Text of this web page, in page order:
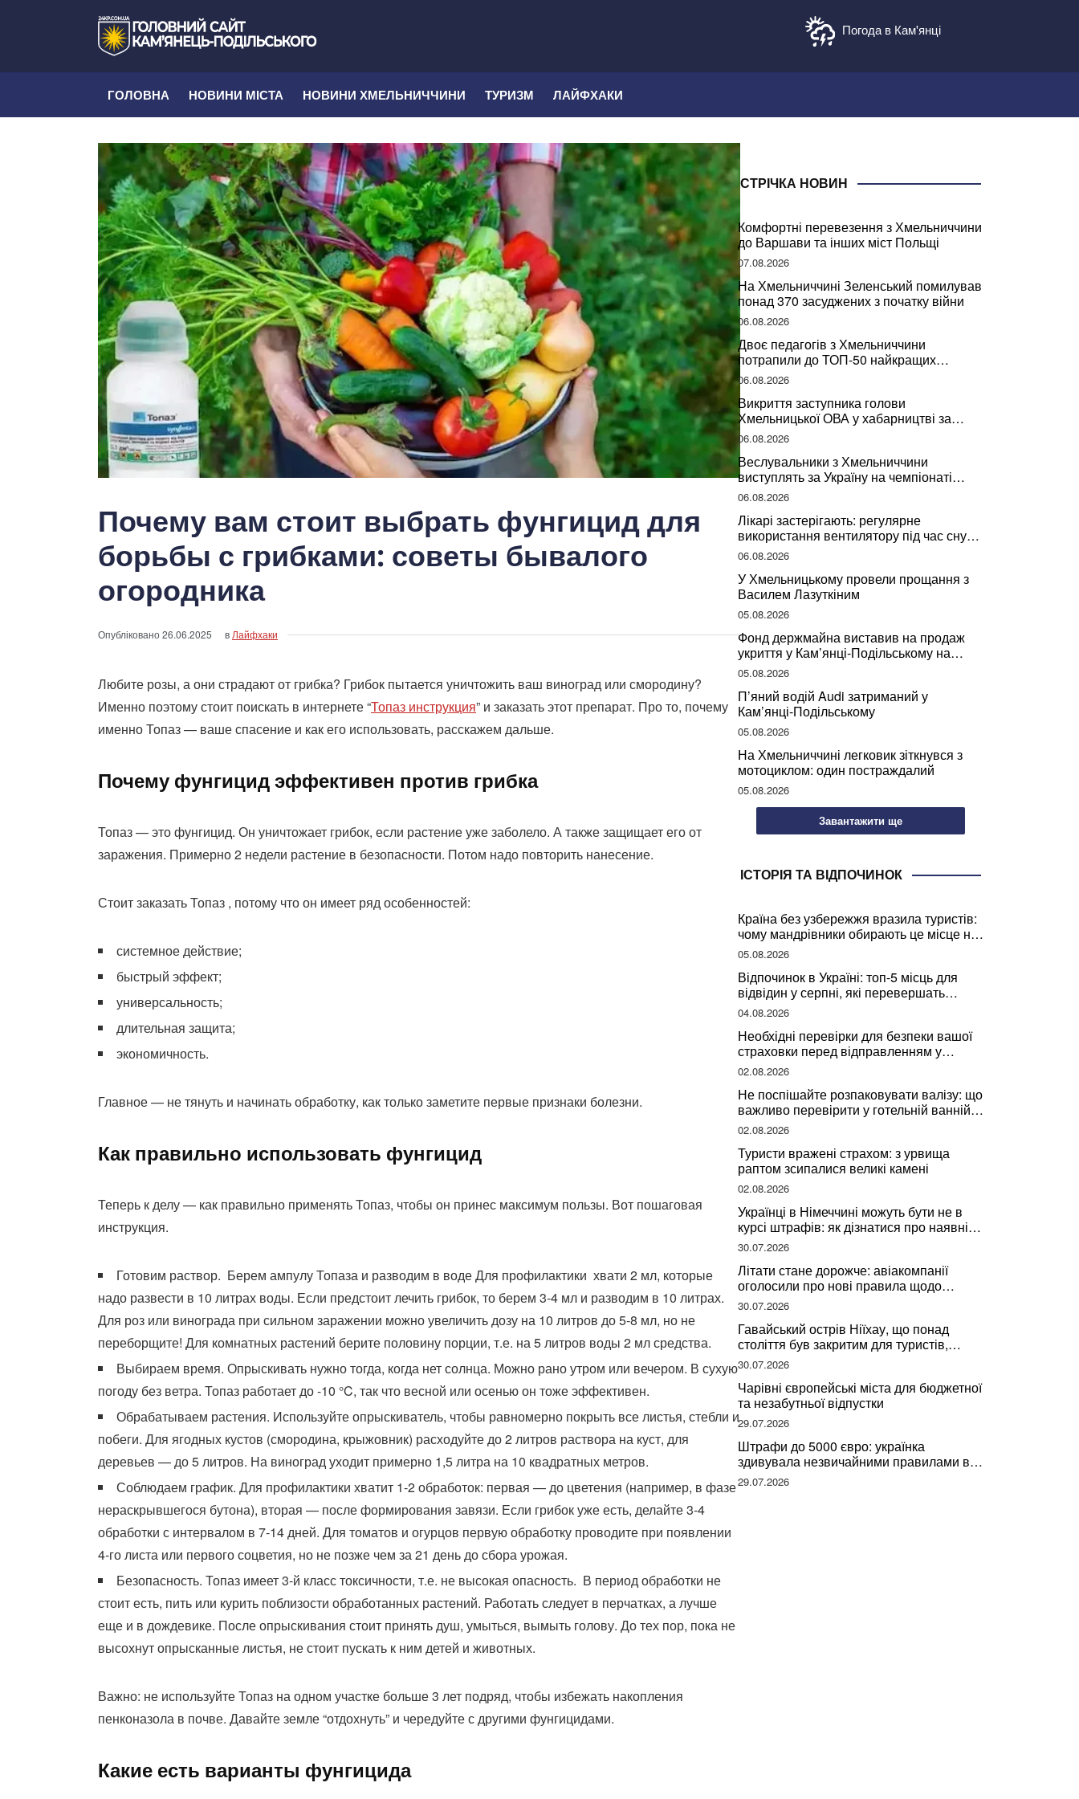
Погода в Кам'янці
ГОЛОВНА НОВИНИ МІСТА НОВИНИ ХМЕЛЬНИЧЧИНИ ТУРИЗМ ЛАЙФХАКИ
Почему вам стоит выбрать фунгицид для
борьбы с грибками: советы бывалого
огородника
Опубліковано26.06.2025 в Лайфхаки
Любите розы, а они страдают от грибка? Грибок пытается уничтожить ваш виноград или смородину?
Именно поэтому стоит поискать в интернете “Топаз инструкция” и заказать этот препарат. Про то, почему
именно Топаз — ваше спасение и как его использовать, расскажем дальше.
Почему фунгицид эффективен против грибка
Топаз — это фунгицид. Он уничтожает грибок, если растение уже заболело. А также защищает его от
заражения. Примерно 2 недели растение в безопасности. Потом надо повторить нанесение.
Стоит заказать Топаз , потому что он имеет ряд особенностей:
системное действие;
быстрый эффект;
универсальность;
длительная защита;
экономичность.
Главное — не тянуть и начинать обработку, как только заметите первые признаки болезни.
Как правильно использовать фунгицид
Теперь к делу — как правильно применять Топаз, чтобы он принес максимум пользы. Вот пошаговая
инструкция.
Готовим раствор. Берем ампулу Топаза и разводим в воде Для профилактики хвати 2 мл, которые
надо развести в 10 литрах воды. Если предстоит лечить грибок, то берем 3-4 мл и разводим в 10 литрах.
Для роз или винограда при сильном заражении можно увеличить дозу на 10 литров до 5-8 мл, но не
переборщите! Для комнатных растений берите половину порции, т.е. на 5 литров воды 2 мл средства.
Выбираем время. Опрыскивать нужно тогда, когда нет солнца. Можно рано утром или вечером. В сухую
погоду без ветра. Топаз работает до -10 °C, так что весной или осенью он тоже эффективен.
Обрабатываем растения. Используйте опрыскиватель, чтобы равномерно покрыть все листья, стебли и
побеги. Для ягодных кустов (смородина, крыжовник) расходуйте до 2 литров раствора на куст, для
деревьев — до 5 литров. На виноград уходит примерно 1,5 литра на 10 квадратных метров.
Соблюдаем график. Для профилактики хватит 1-2 обработок: первая — до цветения (например, в фазе
нераскрывшегося бутона), вторая — после формирования завязи. Если грибок уже есть, делайте 3-4
обработки с интервалом в 7-14 дней. Для томатов и огурцов первую обработку проводите при появлении
4-го листа или первого соцветия, но не позже чем за 21 день до сбора урожая.
Безопасность. Топаз имеет 3-й класс токсичности, т.е. не высокая опасность. В период обработки не
стоит есть, пить или курить поблизости обработанных растений. Работать следует в перчатках, а лучше
еще и в дождевике. После опрыскивания стоит принять душ, умыться, вымыть голову. До тех пор, пока не
высохнут опрысканные листья, не стоит пускать к ним детей и животных.
Важно: не используйте Топаз на одном участке больше 3 лет подряд, чтобы избежать накопления
пенконазола в почве. Давайте земле “отдохнуть” и чередуйте с другими фунгицидами.
Какие есть варианты фунгицида
СТРІЧКА НОВИН
Комфортні перевезення з Хмельниччини
до Варшави та інших міст Польщі
07.08.2026
На Хмельниччині Зеленський помилував
понад 370 засуджених з початку війни
06.08.2026
Двоє педагогів з Хмельниччини
потрапили до ТОП-50 найкращих
учителів України
06.08.2026
Викриття заступника голови
Хмельницької ОВА у хабарництві за
підписання контрактів на ремонт доріг
06.08.2026
Веслувальники з Хмельниччини
виступлять за Україну на чемпіонаті
світу
06.08.2026
Лікарі застерігають: регулярне
використання вентилятору під час сну
може негативно вплинути на ваше
здоров’я
06.08.2026
У Хмельницькому провели прощання з
Василем Лазуткіним
05.08.2026
Фонд держмайна виставив на продаж
укриття у Кам’янці-Подільському на
Хмельниччині
05.08.2026
П’яний водій Audi затриманий у
Кам’янці-Подільському
05.08.2026
На Хмельниччині легковик зіткнувся з
мотоциклом: один постраждалий
05.08.2026
Завантажити ще
ІСТОРІЯ ТА ВІДПОЧИНОК
Країна без узбережжя вразила туристів:
чому мандрівники обирають це місце на
відпочинок
05.08.2026
Відпочинок в Україні: топ-5 місць для
відвідин у серпні, які перевершать
закордонні враження
04.08.2026
Необхідні перевірки для безпеки вашої
страховки перед відправленням у
подорож
02.08.2026
Не поспішайте розпаковувати валізу: що
важливо перевірити у готельній ванній
за словами досвідченої мандрівниці
02.08.2026
Туристи вражені страхом: з урвища
раптом зсипалися великі камені
02.08.2026
Українці в Німеччині можуть бути не в
курсі штрафів: як дізнатися про наявні
борги
30.07.2026
Літати стане дорожче: авіакомпанії
оголосили про нові правила щодо
вибору місць
30.07.2026
Гавайський острів Ніїхау, що понад
століття був закритим для туристів,
починає приймати перших відвідувачів
30.07.2026
Чарівні європейські міста для бюджетної
та незабутньої відпустки
29.07.2026
Штрафи до 5000 євро: українка
здивувала незвичайними правилами в
Німеччині та поділилася правдою
29.07.2026